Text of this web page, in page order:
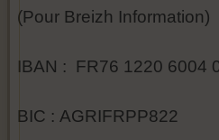
(Pour Breizh Information)
IBAN : FR76 1220 6004
BIC : AGRIFRPP822